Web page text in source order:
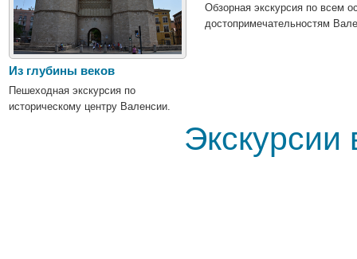
Из глубины веков
Пешеходная экскурсия по
историческому центру Валенсии.
Обзорная экскурсия по всем
достопримечательностям